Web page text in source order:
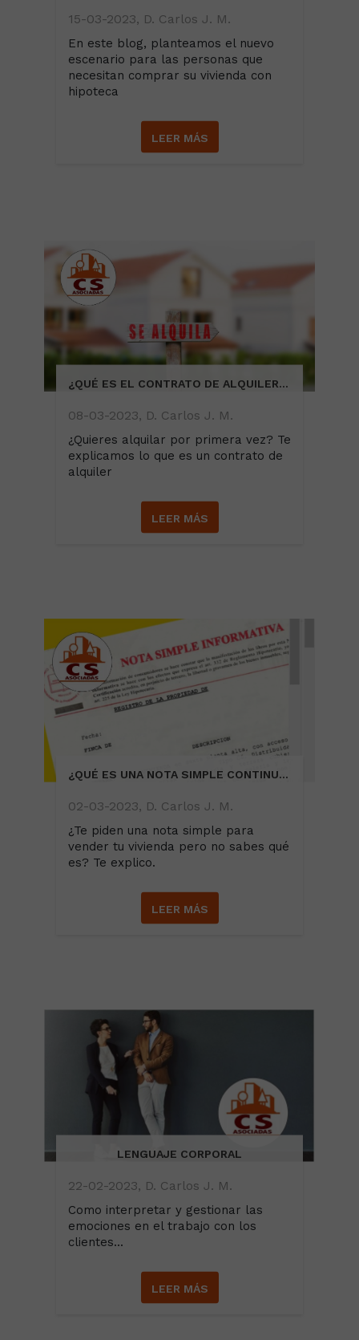
15-03-2023, D. Carlos J. M.
En este blog, planteamos el nuevo
escenario para las personas que
necesitan comprar su vivienda con
hipoteca
LEER MÁS
¿QUÉ ES EL CONTRATO DE ALQUILER DE UNA VIVIENDA?
08-03-2023, D. Carlos J. M.
¿Quieres alquilar por primera vez? Te
explicamos lo que es un contrato de
alquiler
LEER MÁS
¿QUÉ ES UNA NOTA SIMPLE CONTINUADA?
02-03-2023, D. Carlos J. M.
¿Te piden una nota simple para
vender tu vivienda pero no sabes qué
es? Te explico.
LEER MÁS
LENGUAJE CORPORAL
22-02-2023, D. Carlos J. M.
Como interpretar y gestionar las
emociones en el trabajo con los
clientes...
LEER MÁS